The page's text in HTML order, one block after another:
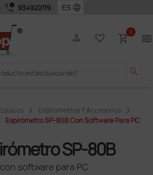
call_quality 934922119 language
search
person favorite_border shopping_cart0 two_pager
Equipos
Espirómetros Y Accesorios
Espirómetro SP-80B Con Software Para PC
SP-80B
con software para PC